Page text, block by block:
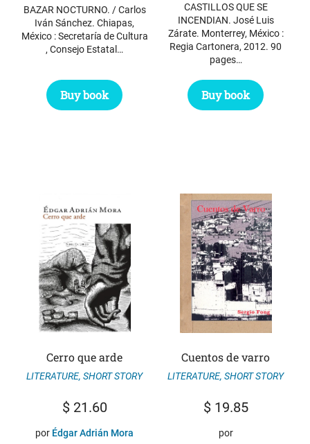
BAZAR NOCTURNO. / Carlos
Iván Sánchez. Chiapas,
México : Secretaría de Cultura
, Consejo Estatal…
Buy book
CASTILLOS QUE SE
INCENDIAN. José Luis
Zárate. Monterrey, México :
Regia Cartonera, 2012. 90
pages…
Buy book
Cerro que arde
LITERATURE, SHORT STORY
$21.60
por Édgar Adrián Mora
Cuentos de varro
LITERATURE, SHORT STORY
$19.85
por